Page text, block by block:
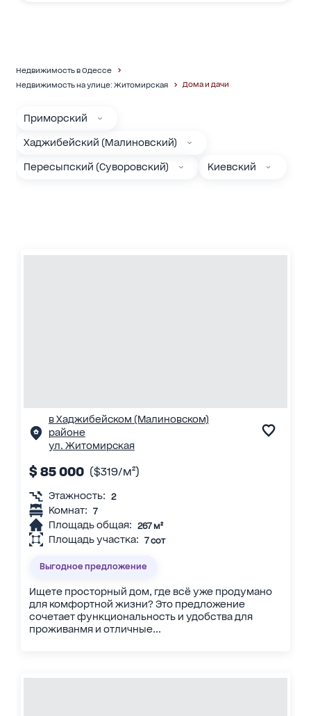
Недвижимость в Одессе
Недвижимость на улице: Житомирская
Дома и дачи
Приморский
Хаджибейский (Малиновский)
Пересыпский (Суворовский) Киевский
в Хаджибейском (Малиновском)
районе
ул. Житомирская
$ 85 000 ($319/м²)
Этажность: 2
Комнат: 7
Площадь общая: 267 м²
Площадь участка: 7 сот
Выгодное предложение
Ищете просторный дом, где всё уже продумано
для комфортной жизни? Это предложение
сочетает функциональность и удобства для
проживанмя и отличные...